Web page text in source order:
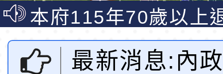
說明影片
光城市手牽手，綠能
走」動畫影片
本府115年70歲以上
員健康講座「吃得安
心」，請退休同仁踴
清華光罩教學專業論
動時代中的好老師：
轉環境部「淨零綠領
最新消息:內